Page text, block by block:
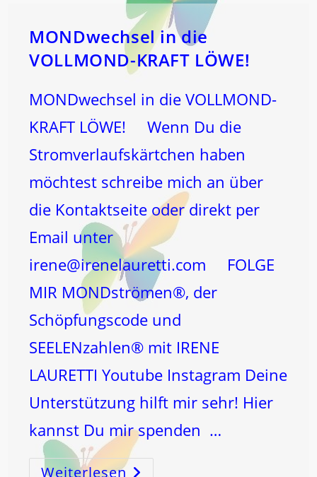
MONDwechsel in die
VOLLMOND-KRAFT LÖWE!
MONDwechsel in die VOLLMOND-
KRAFT LÖWE! Wenn Du die
Stromverlaufskärtchen haben
möchtest schreibe mich an über
die Kontaktseite oder direkt per
Email unter
irene@irenelauretti.com FOLGE
MIR MONDströmen®, der
Schöpfungscode und
SEELENzahlen® mit IRENE
LAURETTI Youtube Instagram Deine
Unterstützung hilft mir sehr! Hier
kannst Du mir spenden …
Weiterlesen MONDwechsel